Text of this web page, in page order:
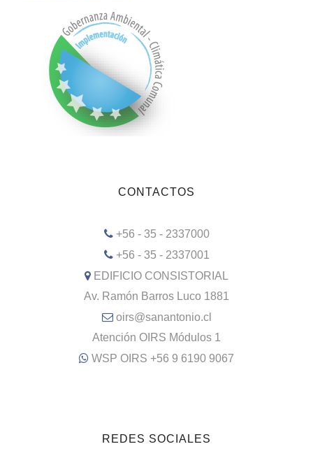
CONTACTOS
+56 - 35 - 2337000
+56 - 35 - 2337001
EDIFICIO CONSISTORIAL
Av. Ramón Barros Luco 1881
oirs@sanantonio.cl
Atención OIRS Módulos 1
WSP OIRS +56 9 6190 9067
REDES SOCIALES